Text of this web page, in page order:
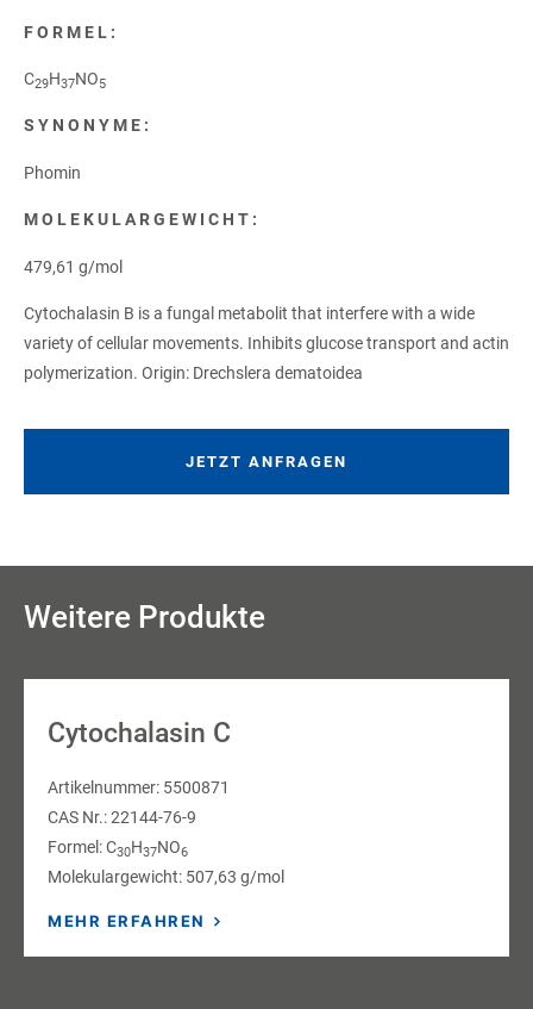
FORMEL:
C29H37NO5
SYNONYME:
Phomin
MOLEKULARGEWICHT:
479,61 g/mol
Cytochalasin B is a fungal metabolit that interfere with a wide
variety of cellular movements. Inhibits glucose transport and actin
polymerization. Origin: Drechslera dematoidea
JETZT ANFRAGEN
Weitere Produkte
Cytochalasin C
Artikelnummer: 5500871
CAS Nr.: 22144-76-9
Formel: C30H37NO6
Molekulargewicht: 507,63 g/mol
MEHR ERFAHREN